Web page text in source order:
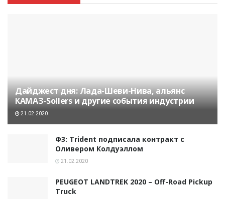
Дайджест дня: Лада-Шеви-Нива, альянс
КАМАЗ-Sollers и другие события индустрии
21.02.2020
Ф3: Trident подписала контракт с
Оливером Колдуэллом
21.02.2020
PEUGEOT LANDTREK 2020 – Off-Road Pickup
Truck